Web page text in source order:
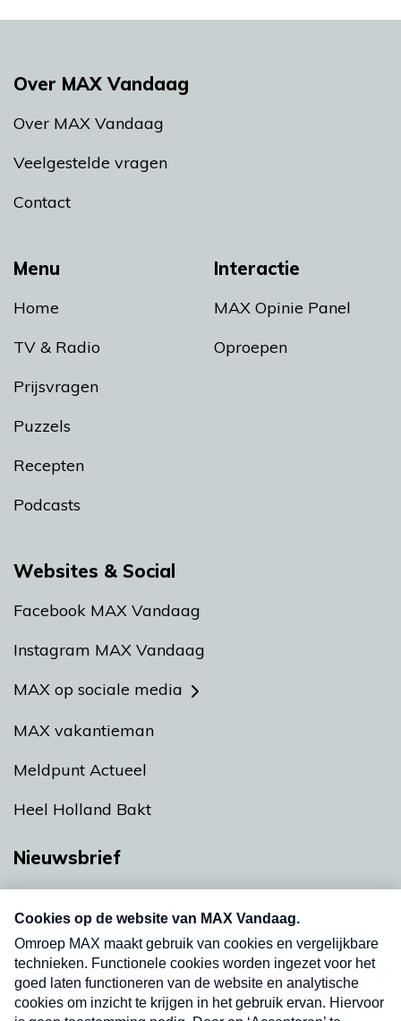
Menu
Home
TV & Radio
Prijsvragen
Puzzels
Recepten
Podcasts
Interactie
MAX Opinie Panel
Oproepen
Over MAX Vandaag
Over MAX Vandaag
Veelgestelde vragen
Contact
Websites & Social
Facebook MAX Vandaag
Instagram MAX Vandaag
MAX op sociale media
MAX vakantieman
Meldpunt Actueel
Heel Holland Bakt
Nieuwsbrief
nieuwsbrief. Elke vrijdag- en dinsdagochtend in
uw mailbox.
Verzend